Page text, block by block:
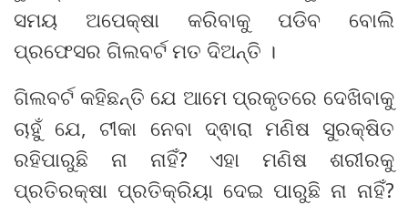
ସମୟ ଅପେକ୍ଷା କରିବାକୁ ପଡିବ ବୋଲି
ପ୍ରଫେସର ଗିଲବର୍ଟ ମତ ଦିଅନ୍ତି ।
ଗିଲବର୍ଟ କହିଛନ୍ତି ଯେ ଆମେ ପ୍ରକୃତରେ ଦେଖିବାକୁ
ଚାହୁଁ ଯେ, ଟୀକା ନେବା ଦ୍ଵାରା ମଣିଷ ସୁରକ୍ଷିତ
ରହିପାରୁଛି ନା ନାହିଁ? ଏହା ମଣିଷ ଶରୀରକୁ
ପ୍ରତିରକ୍ଷା ପ୍ରତିକ୍ରିୟା ଦେଇ ପାରୁଛି ନା ନାହିଁ?